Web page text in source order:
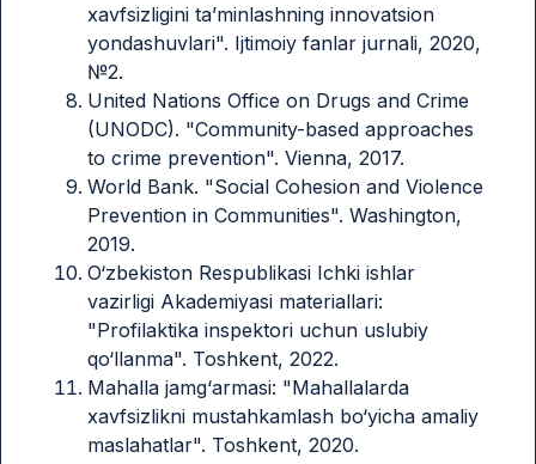
xavfsizligini ta’minlashning innovatsion
yondashuvlari". Ijtimoiy fanlar jurnali, 2020,
№2.
United Nations Office on Drugs and Crime
(UNODC). "Community-based approaches
to crime prevention". Vienna, 2017.
World Bank. "Social Cohesion and Violence
Prevention in Communities". Washington,
2019.
O‘zbekiston Respublikasi Ichki ishlar
vazirligi Akademiyasi materiallari:
"Profilaktika inspektori uchun uslubiy
qo‘llanma". Toshkent, 2022.
Mahalla jamg‘armasi: "Mahallalarda
xavfsizlikni mustahkamlash bo‘yicha amaliy
maslahatlar". Toshkent, 2020.